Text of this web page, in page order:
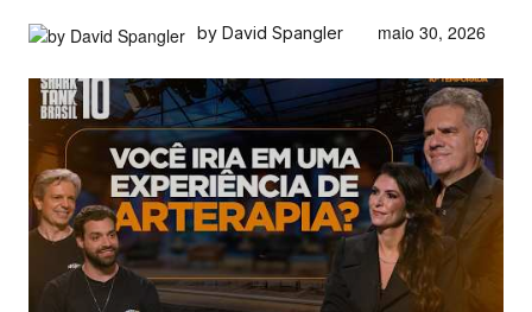
by David Spangler maio 30, 2026